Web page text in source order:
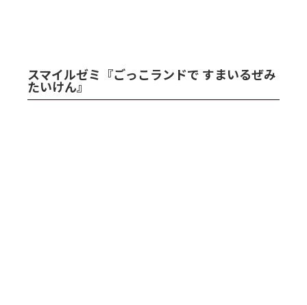
スマイルゼミ『ごっこランドで すまいるぜみ
たいけん』